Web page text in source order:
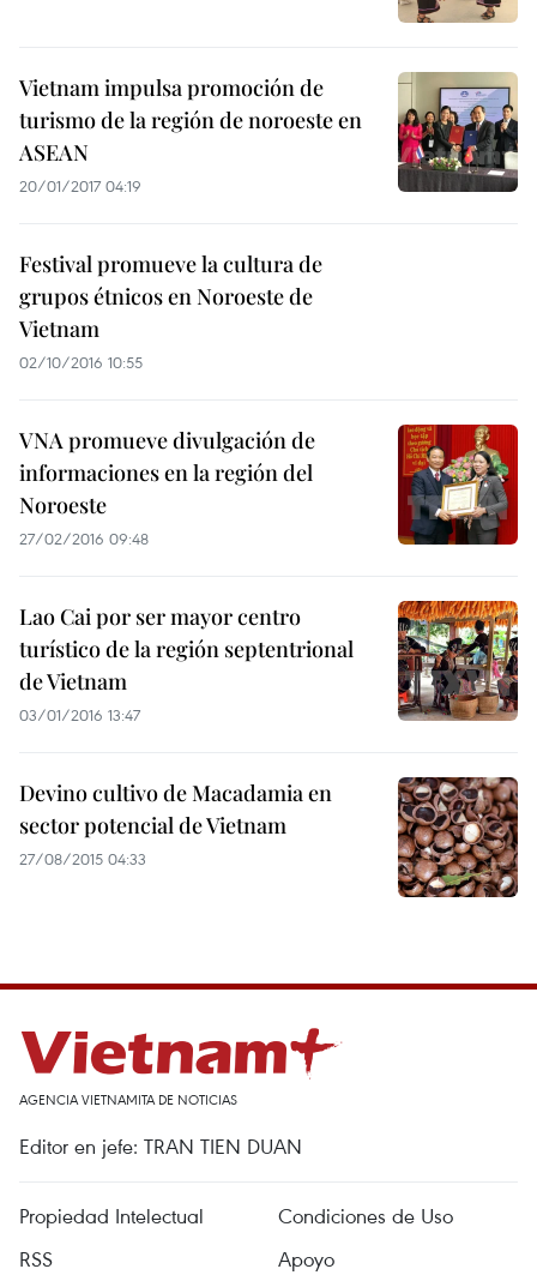
Vietnam impulsa promoción de
turismo de la región de noroeste en
ASEAN
20/01/2017 04:19
Festival promueve la cultura de
grupos étnicos en Noroeste de
Vietnam
02/10/2016 10:55
VNA promueve divulgación de
informaciones en la región del
Noroeste
27/02/2016 09:48
Lao Cai por ser mayor centro
turístico de la región septentrional
de Vietnam
03/01/2016 13:47
Devino cultivo de Macadamia en
sector potencial de Vietnam
27/08/2015 04:33
AGENCIA VIETNAMITA DE NOTICIAS
Editor en jefe: TRAN TIEN DUAN
Propiedad Intelectual
Condiciones de Uso
RSS
Apoyo